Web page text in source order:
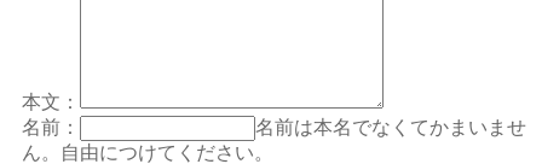
本文：
名前：
名前は本名でなくてかまいませ
ん。自由につけてください。